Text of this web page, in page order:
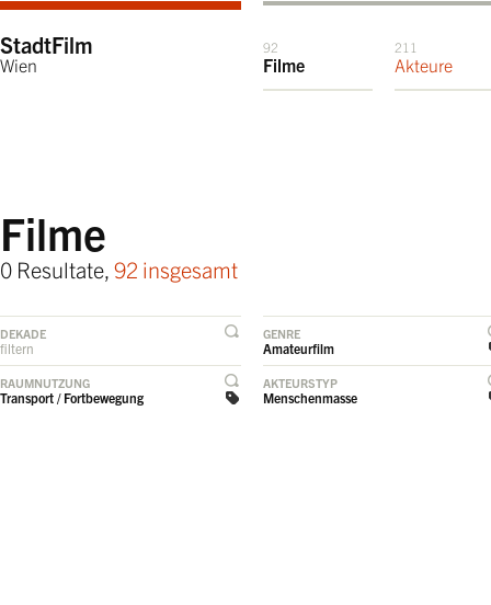
StadtFilm
Wien
92
Filme
211
Akteure
Filme
0 Resultate, 92 insgesamt
DEKADE
filtern
GENRE
Amateurfilm
RAUMNUTZUNG
Transport / Fortbewegung
AKTEURSTYP
Menschenmasse